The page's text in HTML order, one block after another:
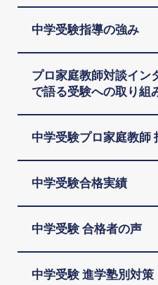
中学受験指導の強み
プロ家庭教師対談イ
で語る受験への取り組
中学受験プロ家庭教師
中学受験合格実績
中学受験 合格者の声
中学受験 進学塾別対策